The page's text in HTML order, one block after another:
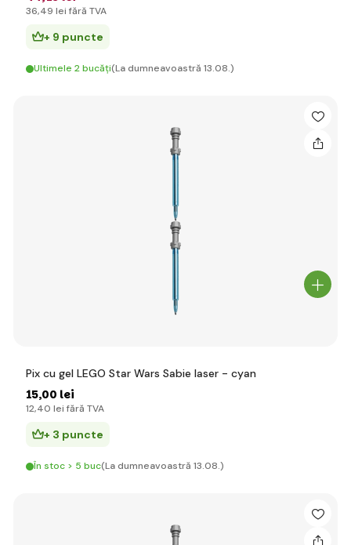
36,49 lei fără TVA
+ 9 puncte
Ultimele 2 bucăți(La dumneavoastră 13.08.)
Pix cu gel LEGO Star Wars Sabie laser - cyan
15,00 lei
12,40 lei fără TVA
+ 3 puncte
În stoc > 5 buc(La dumneavoastră 13.08.)